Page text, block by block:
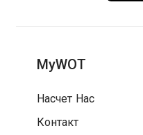
MyWOT
Насчет Нас
Контакт